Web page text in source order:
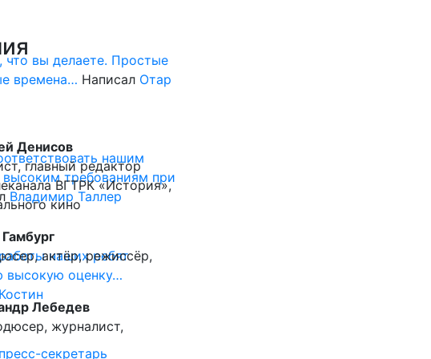
что вы делаете. Простые
времена… Написал Отар
нашим
требованиям при
Владимир Таллер
наших ребят
высокую оценку…
секретарь
Денисов
главный редактор
ВГТРК «История»,
кино
актёр, режиссёр,
Лебедев
журналист,